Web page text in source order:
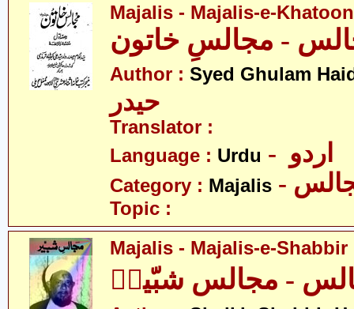
Majalis - Majalis-e-Khatoon
Author : Syed Ghulam
حیدر
Translator :
Language : Urdu
Category : Majalis
Topic :
Majalis - Majalis-e-Shabbir
- مجالس شبّیرؑ